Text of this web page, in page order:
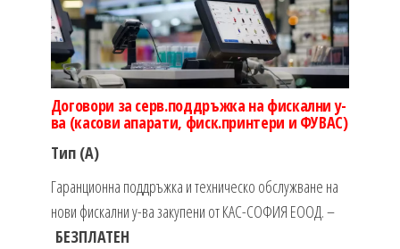
Договори за серв.поддръжка на фискални у-
ва (касови апарати, фиск.принтери и ФУВАС)
Тип (А)
Гаранционна поддръжка и техническо обслужване на
нови фискални у-ва закупени от КАС-СОФИЯ ЕООД. –
БЕЗПЛАТЕН